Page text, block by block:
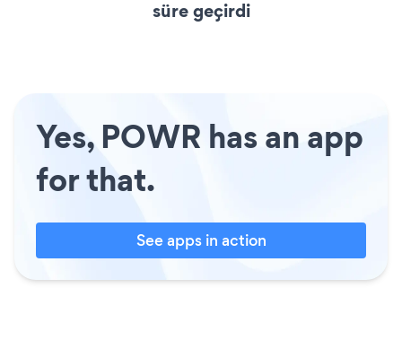
süre geçirdi
Yes, POWR has an app
for that.
See apps in action